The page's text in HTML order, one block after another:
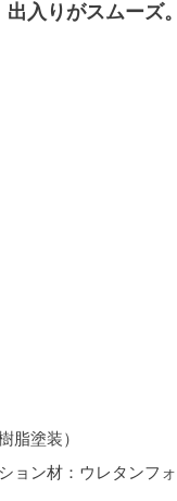
入りがスムーズ。
脂塗装）
ン材：ウレタンフ